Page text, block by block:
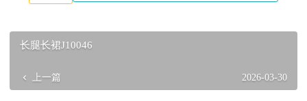
长腿长裙J10046
上一篇 2026-03-30